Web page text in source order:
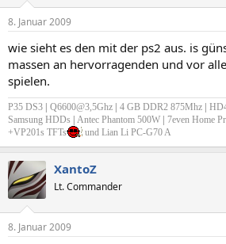
8. Januar 2009
wie sieht es den mit der ps2 aus. is
massen an hervorragenden und vor
spielen.
P35 DS3 | Q6600@3,5Ghz | 4 GB DDR2 875Mhz |
Samsung HDDs | Antec Phantom 500W | 7even Home
+VP201s TFTs
und Lian Li PC-G70 A
XantoZ
Lt. Commander
8. Januar 2009